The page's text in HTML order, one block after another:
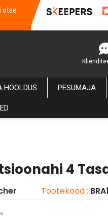
otse
HOOLDUS PESUMAJA
4
Tootekood :